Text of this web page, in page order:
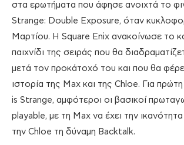
στα ερωτήματα που άφησε ανοιχτά το
Strange: Double Exposure, όταν
Μαρτίου. Η Square Enix ανακοίνωσε το
παιχνίδι της σειράς που θα
μετά τον προκάτοχό του και που θα
ιστορία της Max και της Chloe. Για
is Strange, αμφότεροι οι βασικοί
playable, με τη Max να έχει την
την Chloe τη δύναμη Backtalk.